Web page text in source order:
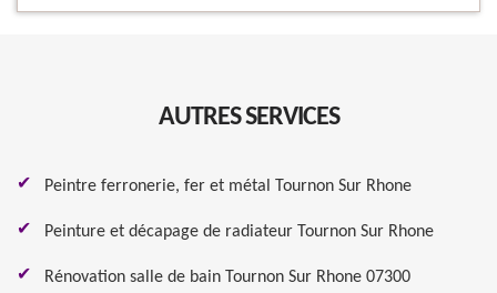
AUTRES SERVICES
Peintre ferronerie, fer et métal Tournon Sur Rhone
Peinture et décapage de radiateur Tournon Sur Rhone
Rénovation salle de bain Tournon Sur Rhone 07300